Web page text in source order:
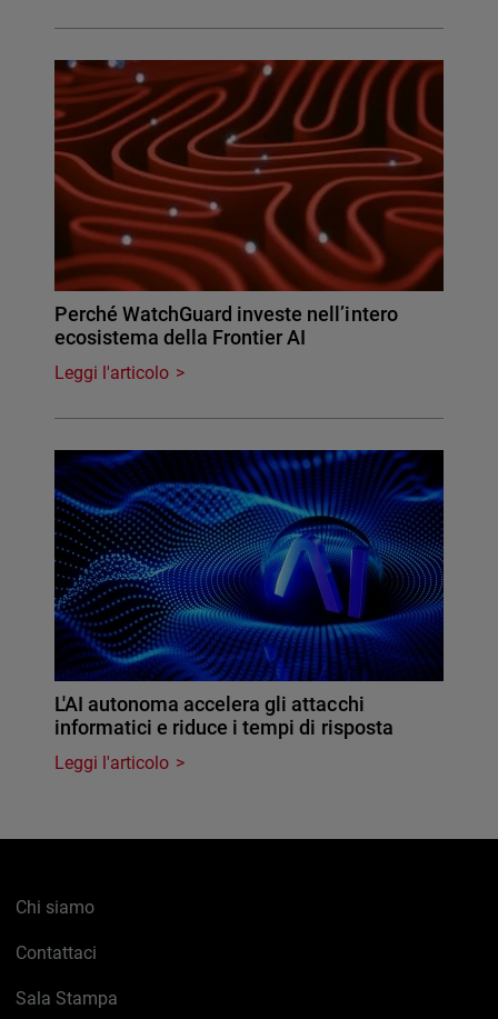
Perché WatchGuard investe nell’intero
ecosistema della Frontier AI
Leggi l'articolo
L'AI autonoma accelera gli attacchi
informatici e riduce i tempi di risposta
Leggi l'articolo
Chi siamo
Contattaci
Sala Stampa